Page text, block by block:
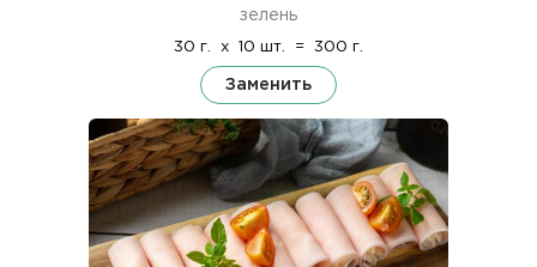
зелень
30 г. x 10 шт. = 300 г.
Заменить